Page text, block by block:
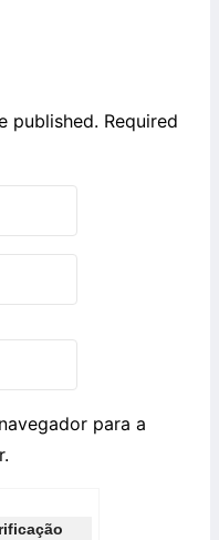
published. Required
para a